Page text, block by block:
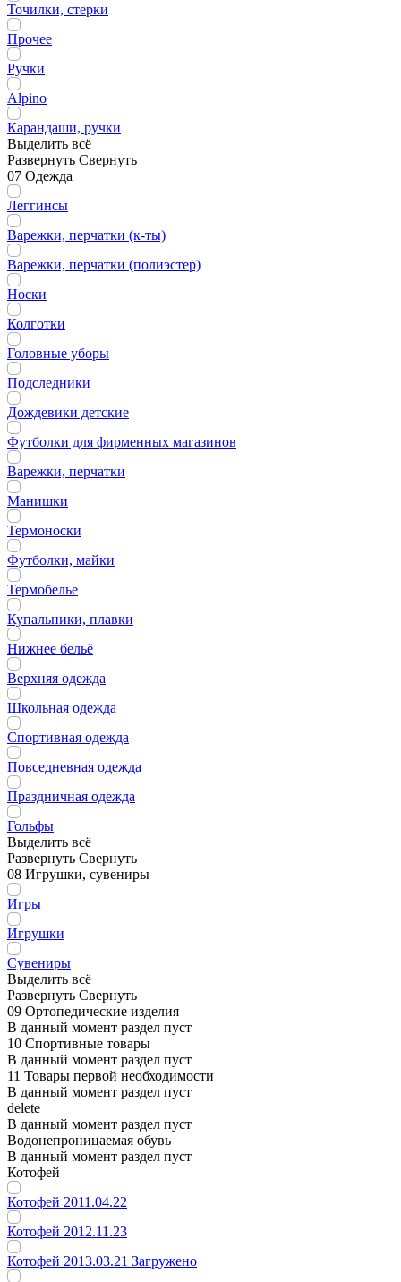
Точилки, стерки
Прочее
Ручки
Alpino
Карандаши, ручки
Выделить всё
Развернуть Свернуть
07 Одежда
Леггинсы
Варежки, перчатки (к-ты)
Варежки, перчатки (полиэстер)
Носки
Колготки
Головные уборы
Подследники
Дождевики детские
Футболки для фирменных магазинов
Варежки, перчатки
Манишки
Термоноски
Футболки, майки
Термобелье
Купальники, плавки
Нижнее бельё
Верхняя одежда
Школьная одежда
Спортивная одежда
Повседневная одежда
Праздничная одежда
Гольфы
Выделить всё
Развернуть Свернуть
08 Игрушки, сувениры
Игры
Игрушки
Сувениры
Выделить всё
Развернуть Свернуть
09 Ортопедические изделия
В данный момент раздел пуст
10 Спортивные товары
В данный момент раздел пуст
11 Товары первой необходимости
В данный момент раздел пуст
delete
В данный момент раздел пуст
Водонепроницаемая обувь
В данный момент раздел пуст
Котофей
Котофей 2011.04.22
Котофей 2012.11.23
Котофей 2013.03.21 Загружено